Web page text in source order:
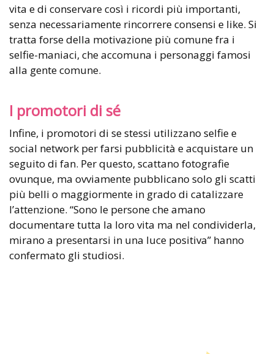
vita e di conservare così i ricordi più importanti,
senza necessariamente rincorrere consensi e like. Si
tratta forse della motivazione più comune fra i
selfie-maniaci, che accomuna i personaggi famosi
alla gente comune.
I promotori di sé
Infine, i promotori di se stessi utilizzano selfie e
social network per farsi pubblicità e acquistare un
seguito di fan. Per questo, scattano fotografie
ovunque, ma ovviamente pubblicano solo gli scatti
più belli o maggiormente in grado di catalizzare
l’attenzione. “Sono le persone che amano
documentare tutta la loro vita ma nel condividerla,
mirano a presentarsi in una luce positiva” hanno
confermato gli studiosi.